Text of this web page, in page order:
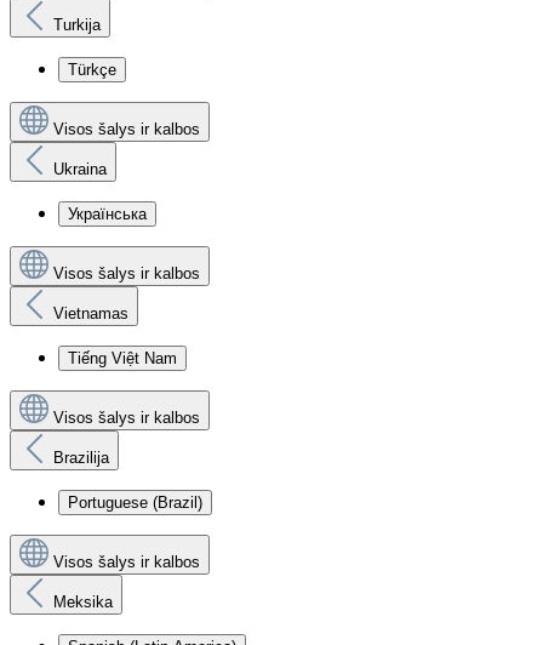
Turkija
Türkçe
Visos šalys ir kalbos
Ukraina
Українська
Visos šalys ir kalbos
Vietnamas
Tiếng Việt Nam
Visos šalys ir kalbos
Brazilija
Portuguese (Brazil)
Visos šalys ir kalbos
Meksika